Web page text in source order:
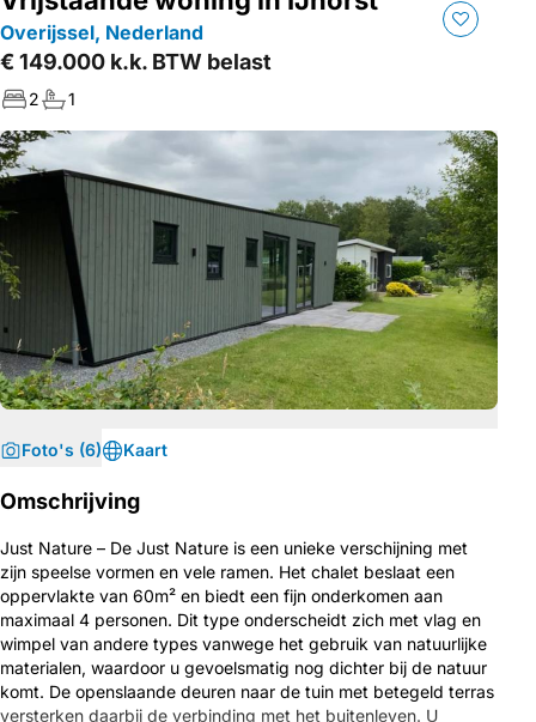
Overijssel, Nederland
€ 149.000 k.k. BTW belast
2 1
Foto's (6) Kaart
Omschrijving
Just Nature – De Just Nature is een unieke verschijning met
zijn speelse vormen en vele ramen. Het chalet beslaat een
oppervlakte van 60m² en biedt een fijn onderkomen aan
maximaal 4 personen. Dit type onderscheidt zich met vlag en
wimpel van andere types vanwege het gebruik van natuurlijke
materialen, waardoor u gevoelsmatig nog dichter bij de natuur
komt. De openslaande deuren naar de tuin met betegeld terras
versterken daarbij de verbinding met het buitenleven. U